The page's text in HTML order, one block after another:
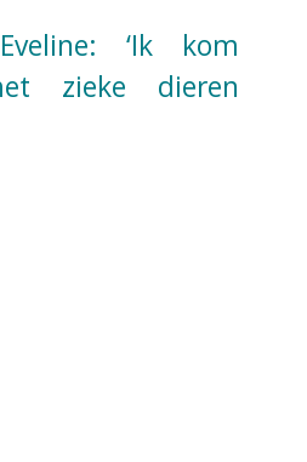
‘Ik kom
zieke dieren